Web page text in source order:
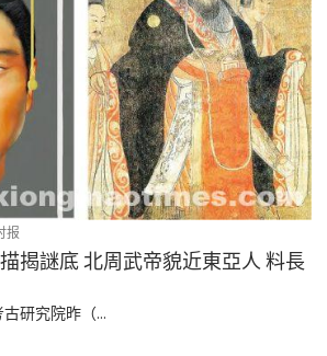
报
揭謎底 北周武帝貌近東亞人 料長
古研究院昨（...